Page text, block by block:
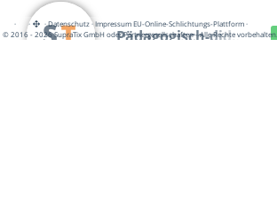
Pädagogisch-did…
· · ·Datenschutz·Impressum EU-Online-Schlichtungs-Plattform·
© 2016 - 2026 SupraTix GmbH oder Partnergesellschaften - Alle Rechte vorbehalten.